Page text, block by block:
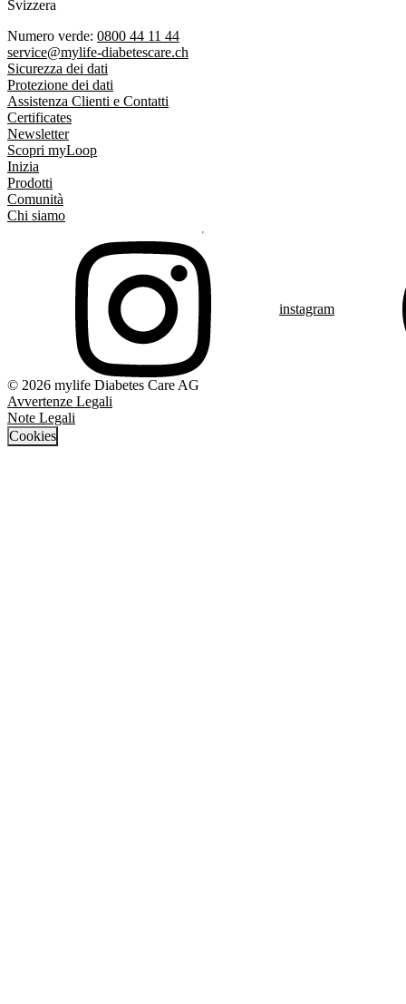
Svizzera
Numero verde: 0800 44 11 44
service@mylife-diabetescare.ch
Sicurezza dei dati
Protezione dei dati
Assistenza Clienti e Contatti
Certificates
Newsletter
Scopri myLoop
Inizia
Prodotti
Comunità
Chi siamo
instagram
© 2026 mylife Diabetes Care AG
Avvertenze Legali
Note Legali
Cookies